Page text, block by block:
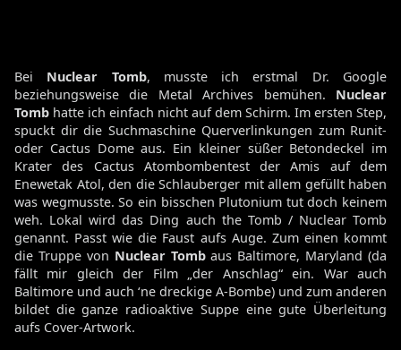
Bei Nuclear Tomb, musste ich erstmal Dr. Google
beziehungsweise die Metal Archives bemühen. Nuclear
Tomb hatte ich einfach nicht auf dem Schirm. Im ersten Step,
spuckt dir die Suchmaschine Querverlinkungen zum Runit-
oder Cactus Dome aus. Ein kleiner süßer Betondeckel im
Krater des Cactus Atombombentest der Amis auf dem
Enewetak Atol, den die Schlauberger mit allem gefüllt haben
was wegmusste. So ein bisschen Plutonium tut doch keinem
weh. Lokal wird das Ding auch the Tomb / Nuclear Tomb
genannt. Passt wie die Faust aufs Auge. Zum einen kommt
die Truppe von Nuclear Tombaus Baltimore, Maryland (da
fällt mir gleich der Film „der Anschlag“ ein. War auch
Baltimore und auch ‘ne dreckige A-Bombe) und zum anderen
bildet die ganze radioaktive Suppe eine gute Überleitung
aufs Cover-Artwork.